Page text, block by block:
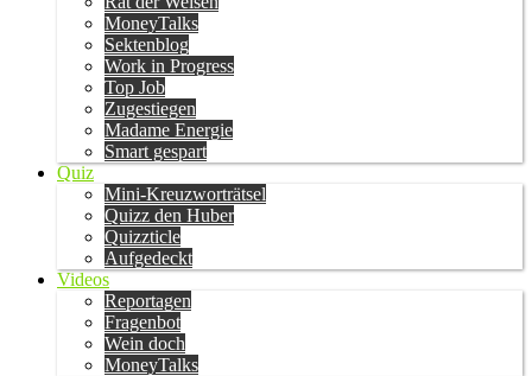
MoneyTalks
Sektenblog
Work in Progress
Top Job
Zugestiegen
Madame Energie
Smart gespart
Quiz
Mini-Kreuzworträtsel
Quizz den Huber
Quizzticle
Aufgedeckt
Videos
Reportagen
Fragenbot
Wein doch
MoneyTalks